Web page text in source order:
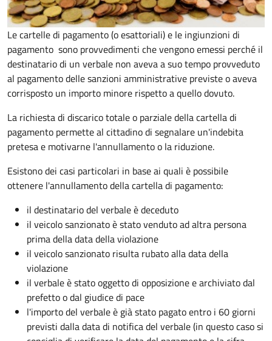
Le cartelle di pagamento (o esattoriali) e le ingiunzioni di
pagamento sono provvedimenti che vengono emessi perché il
destinatario di un verbale non aveva a suo tempo provveduto
al pagamento delle sanzioni amministrative previste o aveva
corrisposto un importo minore rispetto a quello dovuto.
La richiesta di discarico totale o parziale della cartella di
pagamento permette al cittadino di segnalare un'indebita
pretesa e motivarne l'annullamento o la riduzione.
Esistono dei casi particolari in base ai quali è possibile
ottenere l'annullamento della cartella di pagamento:
il destinatario del verbale è deceduto
il veicolo sanzionato è stato venduto ad altra persona
prima della data della violazione
il veicolo sanzionato risulta rubato alla data della
violazione
il verbale è stato oggetto di opposizione e archiviato dal
prefetto o dal giudice di pace
l'importo del verbale è già stato pagato entro i 60 giorni
previsti dalla data di notifica del verbale (in questo caso si